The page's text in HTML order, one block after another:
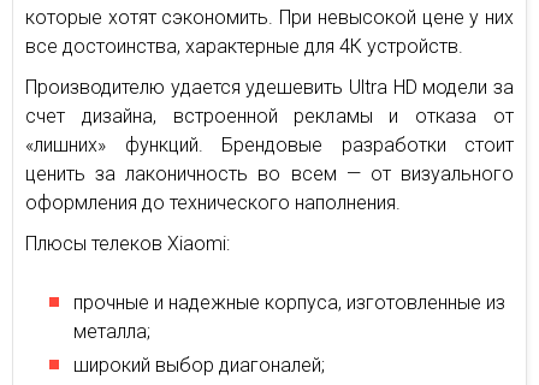
которые хотят сэкономить. При невысокой цене у них
все достоинства, характерные для 4К устройств.
Производителю удается удешевить Ultra HD модели за
счет дизайна, встроенной рекламы и отказа от
«лишних» функций. Брендовые разработки стоит
ценить за лаконичность во всем — от визуального
оформления до технического наполнения.
Плюсы телеков Xiaomi:
прочные и надежные корпуса, изготовленные из
металла;
широкий выбор диагоналей;